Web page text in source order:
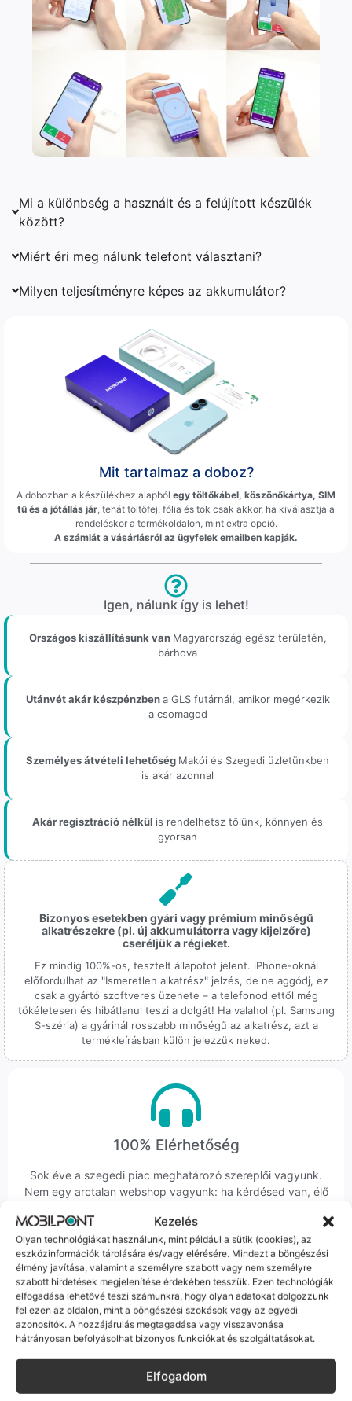
Kezelés
Olyan technológiákat használunk, mint például a sütik (cookies), az
eszközinformációk tárolására és/vagy elérésére. Mindezt a böngészési
élmény javítása, valamint a személyre szabott vagy nem személyre
szabott hirdetések megjelenítése érdekében tesszük. Ezen technológiák
elfogadása lehetővé teszi számunkra, hogy olyan adatokat dolgozzunk
fel ezen az oldalon, mint a böngészési szokások vagy az egyedi
azonosítók. A hozzájárulás megtagadása vagy visszavonása
hátrányosan befolyásolhat bizonyos funkciókat és szolgáltatásokat.
Elfogadom
Mi a különbség a használt és a felújított készülék
között?
Miért éri meg nálunk telefont választani?
Milyen teljesítményre képes az akkumulátor?
Mit tartalmaz a doboz?
A dobozban a készülékhez alapból egy töltőkábel, köszönőkártya, SIM
tű és a jótállás jár, tehát töltőfej, fólia és tok csak akkor, ha kiválasztja a
rendeléskor a termékoldalon, mint extra opció.
A számlát a vásárlásról az ügyfelek emailben kapják.
Igen, nálunk így is lehet!
Országos kiszállításunk van Magyarország egész területén,
bárhova
Utánvét akár készpénzbena GLS futárnál, amikor megérkezik
a csomagod
Személyes átvételi lehetőség Makói és Szegedi üzletünkben
is akár azonnal
Akár regisztráció nélkül is rendelhetsz tőlünk, könnyen és
gyorsan
Bizonyos esetekben gyári vagy prémium minőségű
alkatrészekre (pl. új akkumulátorra vagy kijelzőre)
cseréljük a régieket.
Ez mindig 100%-os, tesztelt állapotot jelent. iPhone-oknál
előfordulhat az "Ismeretlen alkatrész" jelzés, de ne aggódj, ez
csak a gyártó szoftveres üzenete – a telefonod ettől még
tökéletesen és hibátlanul teszi a dolgát! Ha valahol (pl. Samsung
S-széria) a gyárinál rosszabb minőségű az alkatrész, azt a
termékleírásban külön jelezzük neked.
100% Elérhetőség
Sok éve a szegedi piac meghatározó szereplői vagyunk.
Nem egy arctalan webshop vagyunk: ha kérdésed van, élő
minket Szegeden.
Korrekt Ügyintézés
Hibázni emberi dolog, de a felelősségvállalás nálunk alap.
Ha ritkán előfordul egy hiba, nem kifogásokat keresünk,
hanem megoldást. Szakértő kollégáink azonnal kézbe